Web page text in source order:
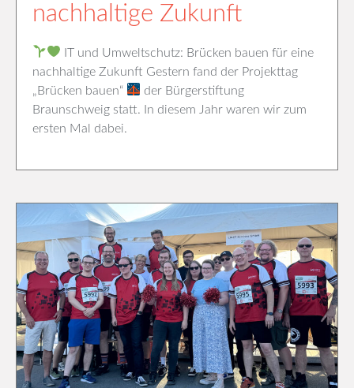
nachhaltige Zukunft
IT und Umweltschutz: Brücken bauen für eine
nachhaltige Zukunft Gestern fand der Projekttag
„Brücken bauen“
der Bürgerstiftung
Braunschweig statt. In diesem Jahr waren wir zum
ersten Mal dabei.